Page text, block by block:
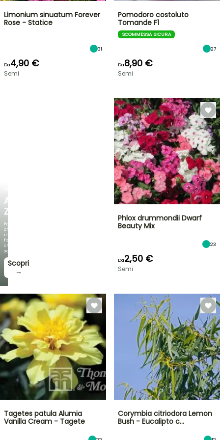
AGAPANTHUS
ZAMBEZI
Fogliami
che
incantano,
fioriture
che
sorprendono!
Scopri
→
Limonium sinuatum Forever
Rose - Statice
31
Da4,90 €
Semi
Pomodoro costoluto
Tomande F1
SCOMMESSA SICURA
27
Da8,90 €
Semi
Phlox drummondii Dwarf
Beauty Mix
23
Da2,50 €
Semi
Tagetes patula Alumia
Vanilla Cream - Tagete
Corymbia citriodora Lemon
Bush - Eucalipto c…